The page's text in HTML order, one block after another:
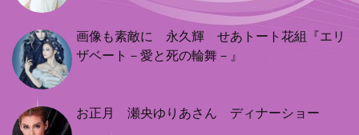
画像も素敵に 永久輝 せあトート花組『エリ
ザベート－愛と死の輪舞－』
お正月 瀬央ゆりあさん ディナーショー